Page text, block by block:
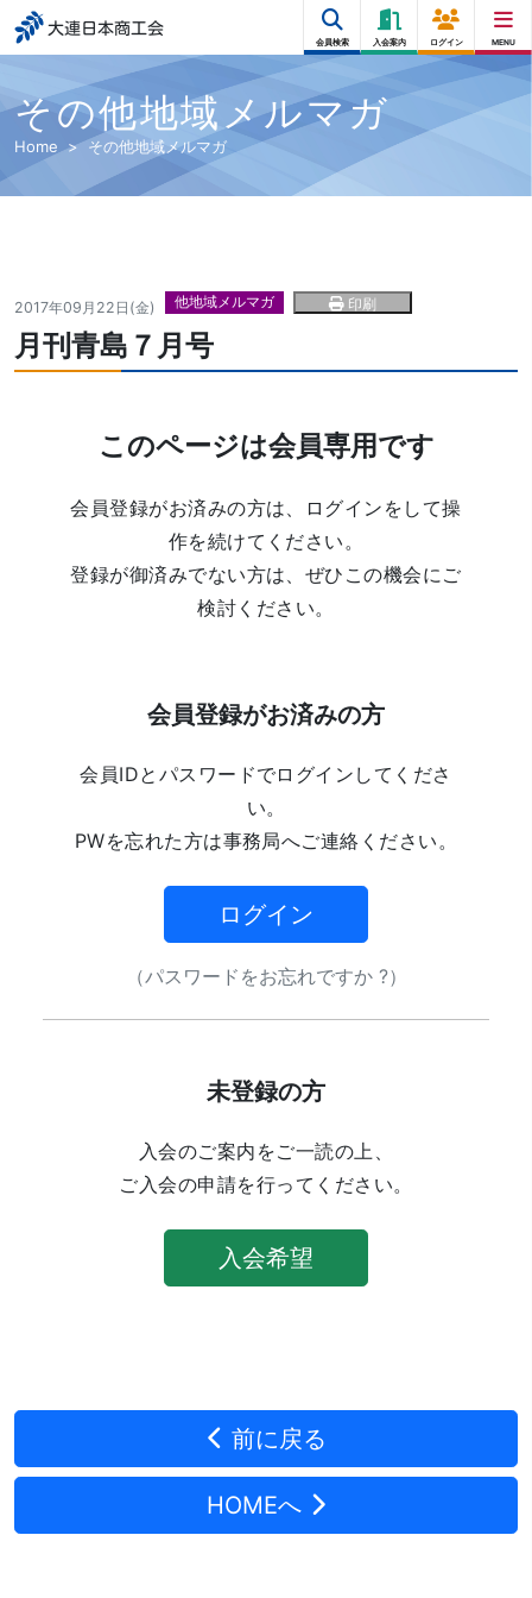
大連日本商工会
会員検索 入会案内 ログイン MENU
その他地域メルマガ
Home その他地域メルマガ
2017年09月22日(金) 他地域メルマガ 印刷
月刊青島７月号
このページは会員専用です
会員登録がお済みの方は、ログインをして操
作を続けてください。
登録が御済みでない方は、ぜひこの機会にご
検討ください。
会員登録がお済みの方
会員IDとパスワードでログインしてくださ
い。
PWを忘れた方は事務局へご連絡ください。
ログイン
（パスワードをお忘れですか ?）
未登録の方
入会のご案内をご一読の上、
ご入会の申請を行ってください。
入会希望
前に戻る
HOMEへ